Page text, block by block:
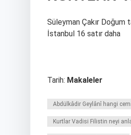
Süleyman Çakır Doğum
İstanbul 16 satır daha
Tarih: Makaleler
Abdülkâdir Geylânî hangi
Kurtlar Vadisi Filistin neyi